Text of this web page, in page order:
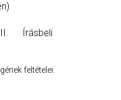
Írásbeli
feltételei: